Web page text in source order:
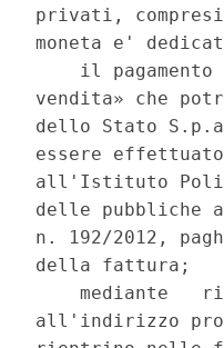
privati,
moneta e'
il pagamento
vendita» che
dello Stato
essere
all'Istituto
delle pubbliche
n. 192/2012,
della fattura;
mediante
all'indirizzo